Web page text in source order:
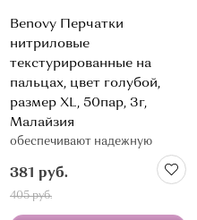
Benovy Перчатки
нитриловые
текстурированные на
пальцах, цвет голубой,
размер XL, 50пар, 3г,
Малайзия
обеспечивают надежную
барьерную защиту и удобство
в работе
381 руб.
405 руб.